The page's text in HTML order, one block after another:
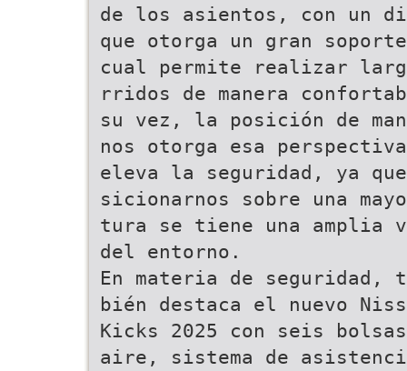
de los asientos, con un
que otorga un gran
cual permite realizar
rridos de manera
su vez, la posición de
nos otorga esa
eleva la seguridad, ya
sicionarnos sobre una
tura se tiene una amplia
del entorno.
En materia de seguridad,
bién destaca el nuevo
Kicks 2025 con seis
aire, sistema de